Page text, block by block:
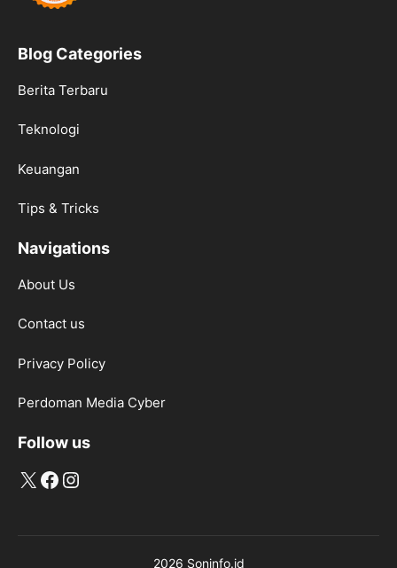
Blog Categories
Berita Terbaru
Teknologi
Keuangan
Tips & Tricks
Navigations
About Us
Contact us
Privacy Policy
Perdoman Media Cyber
Follow us
X Facebook
Instagram
2026 Soninfo.id